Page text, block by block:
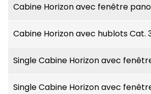
sind mit ebenerdig
Auf dem Schiff, das sich
Wäsche-Service zur
Cabine Horizon avec fenêtre
Cabine Horizon avec hublots Cat.
Single Cabine Horizon avec
Single Cabine Horizon avec